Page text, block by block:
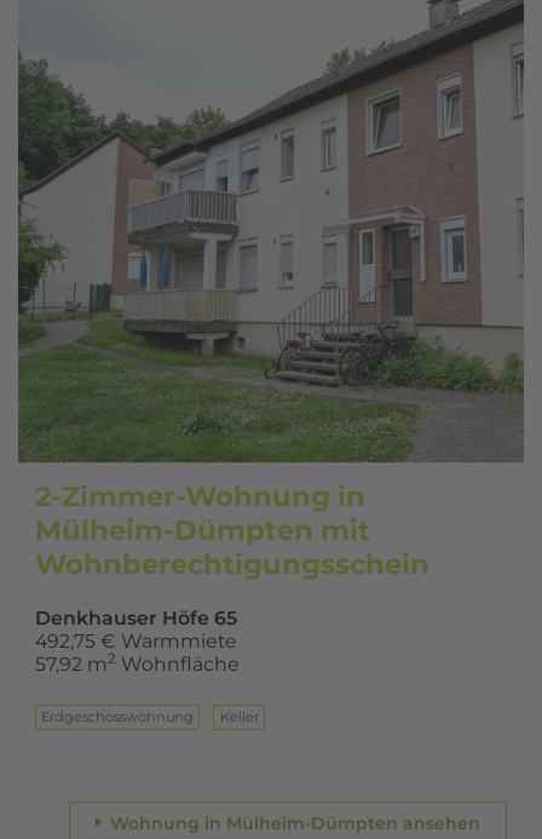
2-Zimmer-Wohnung in
Mülheim-Dümpten mit
Wohnberechtigungsschein
Denkhauser Höfe 65
492,75 € Warmmiete
57,92 m2 Wohnfläche
Erd­ge­schoss­woh­nung Keller
Wohnung in Mülheim-Dümpten ansehen